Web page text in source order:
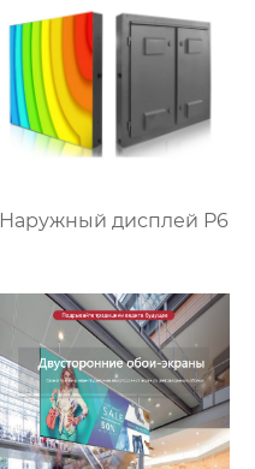
Наружный дисплей P6